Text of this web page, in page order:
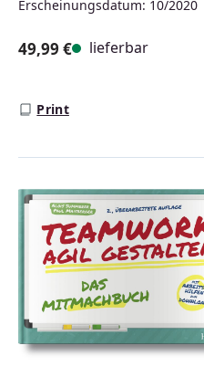
Erscheinungsdatum: 10/2020
49,99 € lieferbar
Print